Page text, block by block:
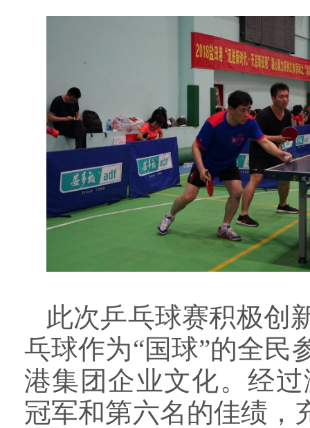
此次乒乓球赛积极创
乓球作为“国球”的全民
港集团企业文化。经
冠军和第六名的佳绩，